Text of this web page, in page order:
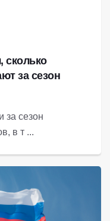
сколько
за сезон
за сезон
в т ...